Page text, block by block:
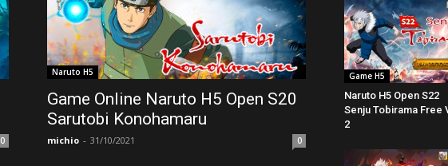
0
Naruto H5
Game Online Naruto H5 Open S20
Sarutobi Konohamaru
michio - 31/10/2021 0
Game H5
Naruto H5 Open S22
Senju Tobirama Free
2